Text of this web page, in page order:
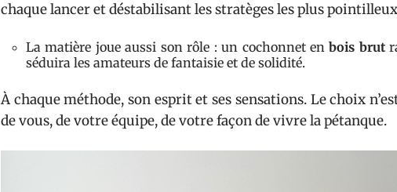
chaque lancer et déstabilisant les stratèges les plus
La matière joue aussi son rôle : un cochonnet enbois brut
séduira les amateurs de fantaisie et de solidité.
À chaque méthode, son esprit et ses sensations. Le choix
de vous, de votre équipe, de votre façon de vivre la pétanque.